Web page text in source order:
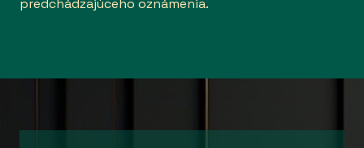
predchádzajúceho oznámenia.